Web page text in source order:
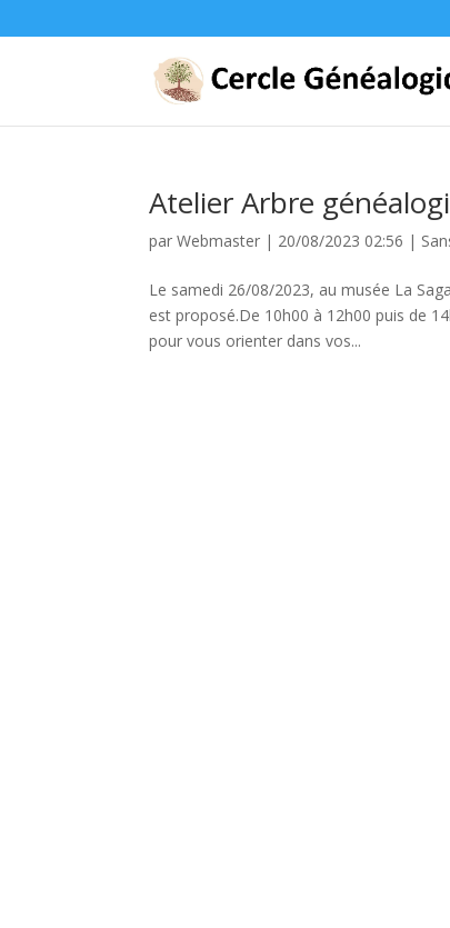
Atelier Arbre
parWebmaster | 20/08/2023 02:56 |
Le samedi 26/08/2023, au musée La
est proposé.De 10h00 à 12h00 puis de
pour vous orienter dans vos...